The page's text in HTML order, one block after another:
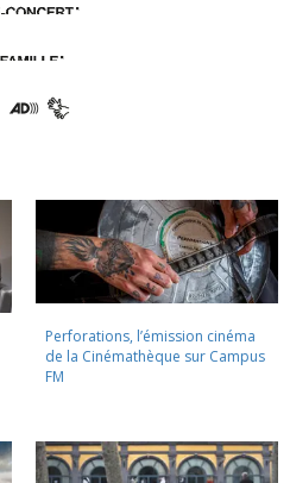
Perforations, l’émission cinéma
de la Cinémathèque sur Campus
FM